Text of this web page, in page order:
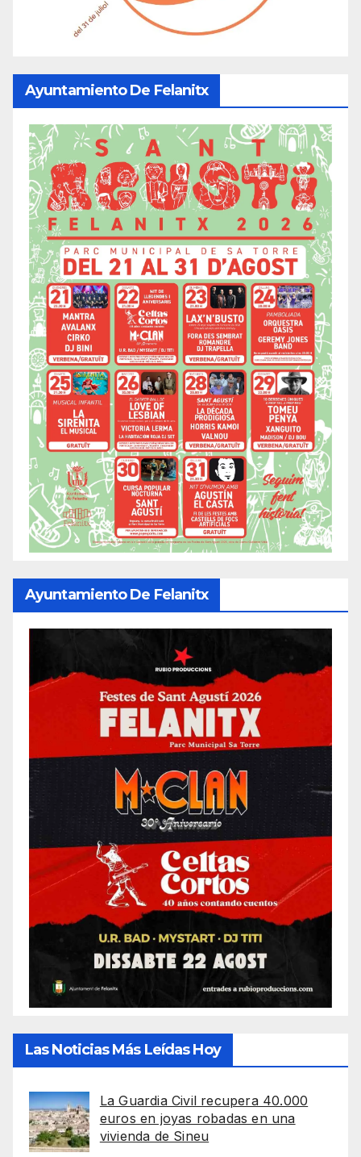
Ayuntamiento De Felanitx
Ayuntamiento De Felanitx
Las Noticias Más Leídas Hoy
La Guardia Civil recupera 40.000
euros en joyas robadas en una
vivienda de Sineu